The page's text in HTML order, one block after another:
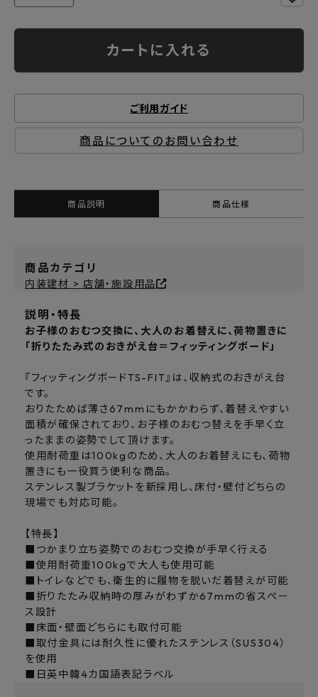
カートに入れる
ご利用ガイド
商品についてのお問い合わせ
商品説明 商品仕様
商品カテゴリ
内装建材 > 店舗・施設用品
説明・特長
お子様のおむつ交換に、大人のお着替えに、荷物置きに
「折りたたみ式のおきがえ台＝フィッティングボード」
『フィッティングボードTS-FIT』は、収納式のおきがえ台
です。
おりたためば薄さ67mmにもかかわらず、着替えやすい
面積が確保されており、お子様のおむつ替えを手早く立
ったままの姿勢でして頂けます。
使用耐荷重は100kgのため、大人のお着替えにも、荷物
置きにも一役買う便利な商品。
ステンレス製ブラケットを新採用し、床付・壁付どちらの
現場でも対応可能。
【特長】
■つかまり立ち姿勢でのおむつ交換が手早く行える
■使用耐荷重100kgで大人も使用可能
■トイレなどでも、衛生的に履物を脱いだ着替えが可能
■折りたたみ収納時の厚みがわずか67mmの省スペー
ス設計
■床面・壁面どちらにも取付可能
■取付金具には耐久性に優れたステンレス（SUS304）
を使用
■日英中韓4カ国語表記ラベル